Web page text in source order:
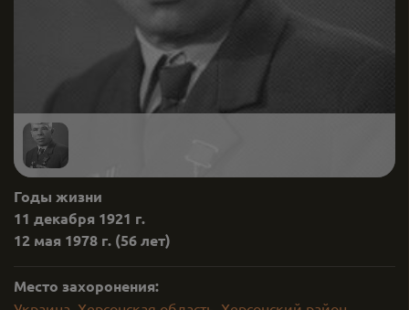
Годы жизни
11 декабря 1921 г.
12 мая 1978 г. (56 лет)
Место захоронения: